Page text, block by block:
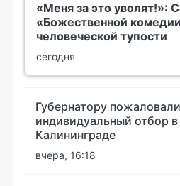
«Меня за это уволят!»:
«Божественной
человеческой тупости
сегодня
Губернатору
индивидуальный отбор
Калининграде
вчера, 16:18